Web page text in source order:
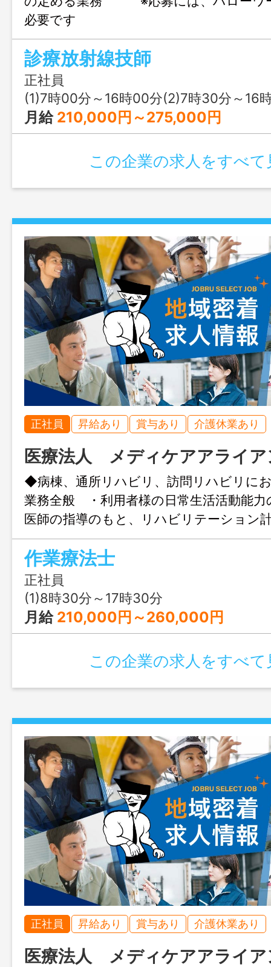
必要です
診療放射線技師
正社員
(1)7時00分～16時00分(2)7時30分～16時30分
月給 210,000円～275,000円
この企業の求人をすべて
正社員 昇給あり 賞与あり 介護休業あり
医療法人 メディケアアライア
◆病棟、通所リハビリ、訪問リハビリに
業務全般 ・利用者様の日常生活活動能
医師の指導のもと、リハビリテーション
施 ＊変更範囲：法人の定める業務
ブランクのある方でも経験は問いま
ハローワークの紹介状が必要です
作業療法士
正社員
(1)8時30分～17時30分
月給 210,000円～260,000円
この企業の求人をすべて
正社員 昇給あり 賞与あり 介護休業あり
医療法人 メディケアアライア